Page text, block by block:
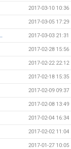
2017-03-10 10:36
2017-03-05 17:29
2017-03-03 21:31
2017-02-28 15:56
2017-02-22 22:12
2017-02-18 15:35
2017-02-09 09:37
2017-02-08 13:49
2017-02-04 16:34
2017-02-02 11:04
2017-01-27 10:05